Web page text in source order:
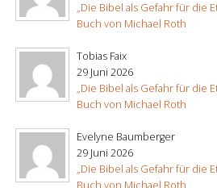
„Die Bibel als Gefahr für die
Buch von Michael Roth
Tobias Faix
29 Juni 2026
„Die Bibel als Gefahr für die
Buch von Michael Roth
Evelyne Baumberger
29 Juni 2026
„Die Bibel als Gefahr für die